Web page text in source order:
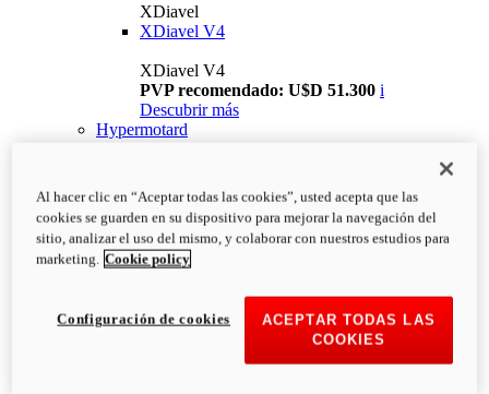
XDiavel
XDiavel V4
XDiavel V4
PVP recomendado: U$D 51.300 i
Descubrir más
Hypermotard
Al hacer clic en “Aceptar todas las cookies”, usted acepta que las
cookies se guarden en su dispositivo para mejorar la navegación del
sitio, analizar el uso del mismo, y colaborar con nuestros estudios para
marketing. Cookie policy
ACEPTAR TODAS LAS
COOKIES
Configuración de cookies